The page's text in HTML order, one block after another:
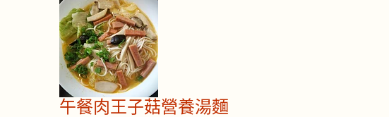
午餐肉王子菇營養湯麵